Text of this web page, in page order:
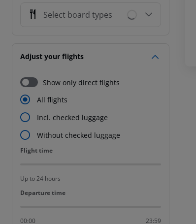
Select board types
Adjust your flights
Show only direct flights
All flights
Incl. checked luggage
Without checked luggage
Flight time
Flight time
Up to 24 hours
Departure time
Departure time
00:00 23:59